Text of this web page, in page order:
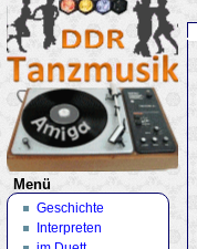
Menü
Geschichte
Interpreten